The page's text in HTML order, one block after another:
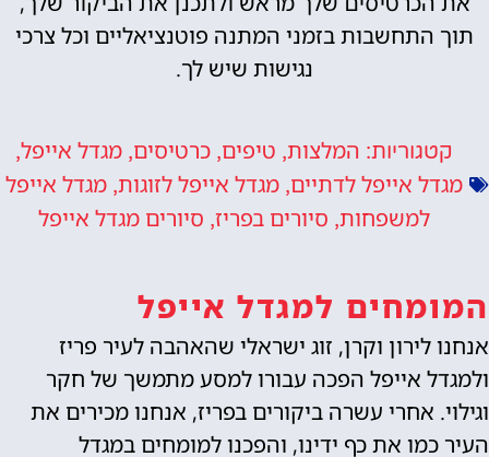
תוך התחשבות בזמני המתנה פוטנציאליים וכל צרכי
נגישות שיש לך.
קטגוריות: המלצות, טיפים, כרטיסים, מגדל אייפל,
מגדל אייפל לדתיים, מגדל אייפל לזוגות, מגדל אייפל
למשפחות, סיורים בפריז, סיורים מגדל אייפל
המומחים למגדל אייפל
אנחנו לירון וקרן, זוג ישראלי שהאהבה לעיר פריז
ולמגדל אייפל הפכה עבורו למסע מתמשך של חקר
וגילוי. אחרי עשרה ביקורים בפריז, אנחנו מכירים את
העיר כמו את כף ידינו, והפכנו למומחים במגדל